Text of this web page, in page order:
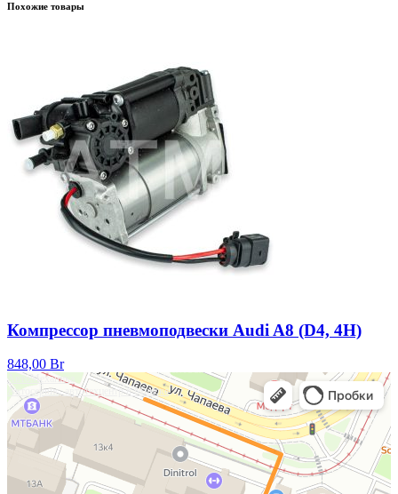
Похожие товары
Компрессор пневмоподвески Audi A8 (D4, 4H)
848,00 Br
АвтоМеханика
Автосервис, автотехцентр в Минске